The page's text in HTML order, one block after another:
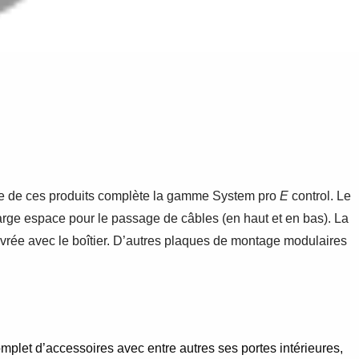
de ces produits complète la gamme System pro E control. Le
espace pour le passage de câbles (en haut et en bas). La
avec le boîtier. D’autres plaques de montage modulaires
d’accessoires avec entre autres ses portes intérieures,